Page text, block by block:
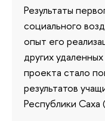
Результаты
социального
опыт его
других
проекта стало
результатов
Республики Саха